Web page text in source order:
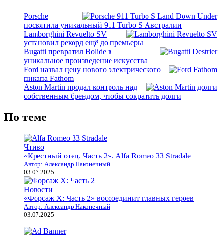
Porsche
посвятила уникальный 911 Turbo S Австралии
Lamborghini Revuelto SV
установил рекорд ещё до премьеры
Bugatti превратил Bolide в
уникальное произведение искусства
Ford назвал цену нового электрического
пикапа Fathom
Aston Martin продал контроль над
собственным брендом, чтобы сократить долги
По теме
Чтиво
«Крестный отец. Часть 2». Alfa Romeo 33 Stradale
Автор: Александр Наконечный
03.07.2025
Новости
«Форсаж X: Часть 2» воссоединит главных героев
Автор: Александр Наконечный
03.07.2025